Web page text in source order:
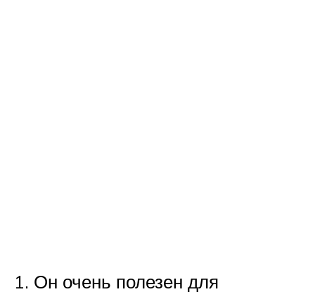
Он очень полезен для